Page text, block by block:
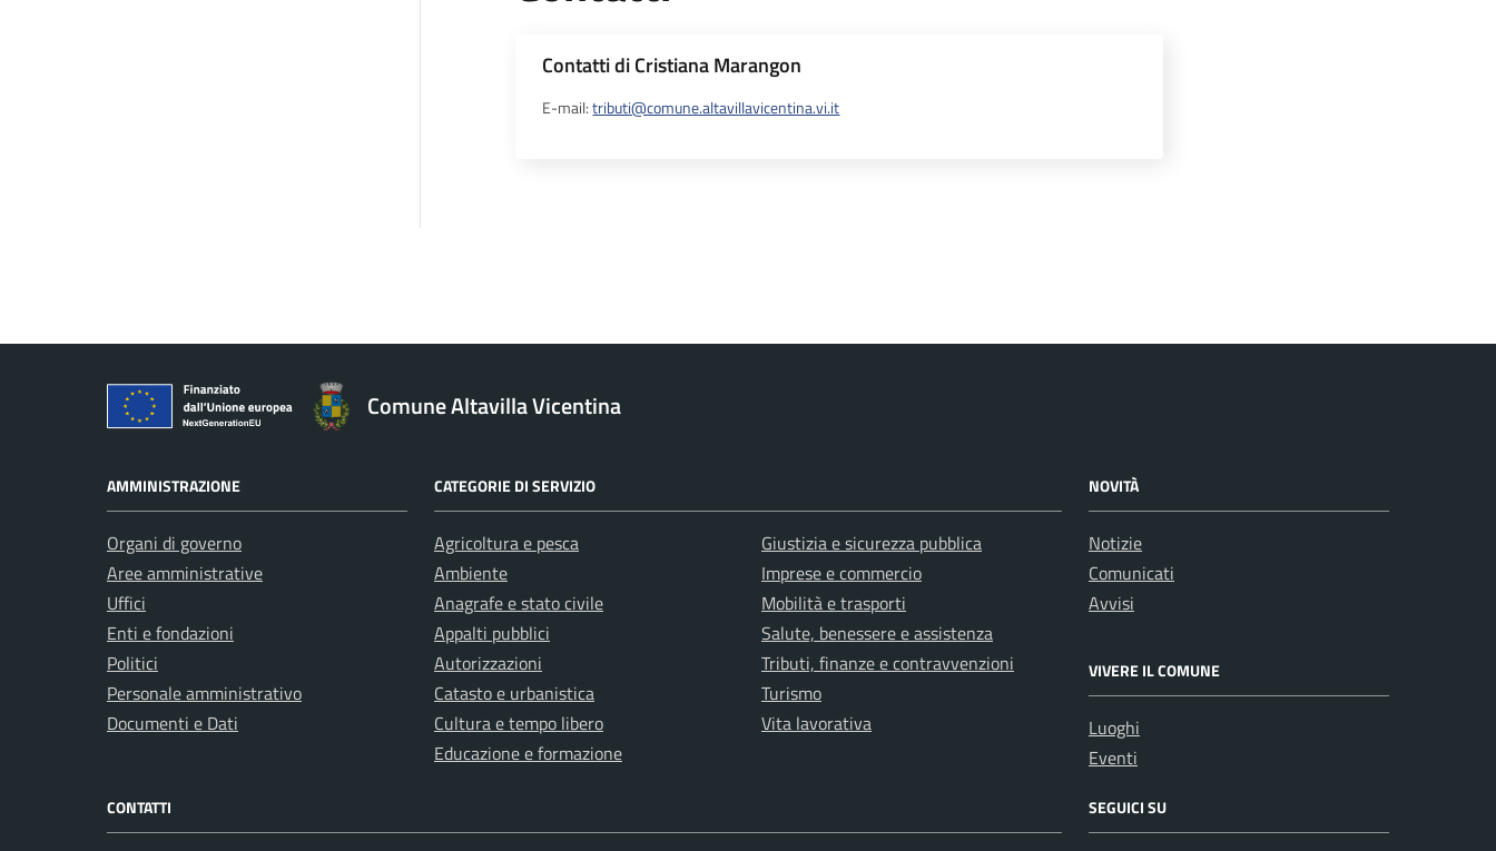
Contatti di Cristiana Marangon
E-mail:tributi@comune.altavillavicentina.vi.it
Comune Altavilla Vicentina
AMMINISTRAZIONE
Organi di governo
Aree amministrative
Uffici
Enti e fondazioni
Politici
Personale amministrativo
Documenti e Dati
CATEGORIE DI SERVIZIO
Agricoltura e pesca
Ambiente
Anagrafe e stato civile
Appalti pubblici
Autorizzazioni
Catasto e urbanistica
Cultura e tempo libero
Educazione e formazione
Giustizia e sicurezza pubblica
Imprese e commercio
Mobilità e trasporti
Salute, benessere e assistenza
Tributi, finanze e contravvenzioni
Turismo
Vita lavorativa
NOVITÀ
Notizie
Comunicati
Avvisi
VIVERE IL COMUNE
Luoghi
Eventi
CONTATTI SEGUICI SU